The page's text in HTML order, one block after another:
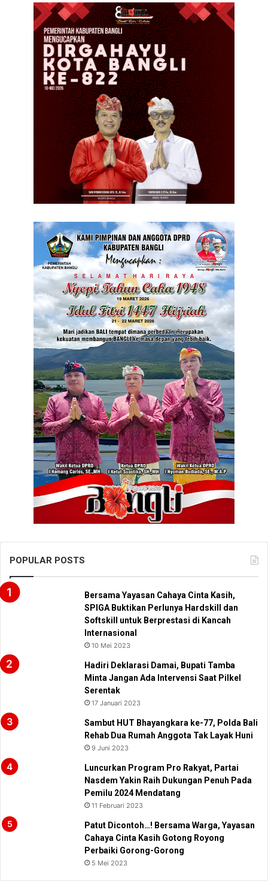
POPULAR POSTS
Bersama Yayasan Cahaya Cinta Kasih,
SPIGA Buktikan Perlunya Hardskill dan
Softskill untuk Berprestasi di Kancah
Internasional
10 Mei 2023
Hadiri Deklarasi Damai, Bupati Tamba
Minta Jangan Ada Intervensi Saat Pilkel
Serentak
17 Januari 2023
Sambut HUT Bhayangkara ke-77, Polda Bali
Rehab Dua Rumah Anggota Tak Layak Huni
9 Juni 2023
Luncurkan Program Pro Rakyat, Partai
Nasdem Yakin Raih Dukungan Penuh Pada
Pemilu 2024 Mendatang
11 Februari 2023
Patut Dicontoh…! Bersama Warga, Yayasan
Cahaya Cinta Kasih Gotong Royong
Perbaiki Gorong-Gorong
5 Mei 2023